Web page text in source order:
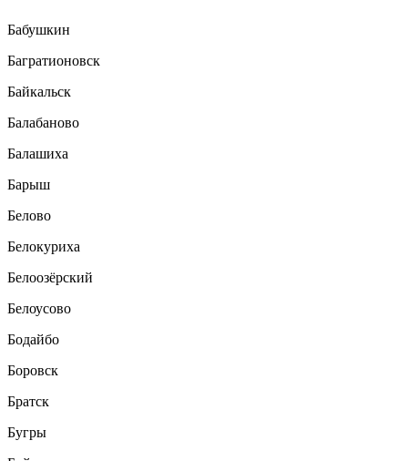
Бабушкин
Багратионовск
Байкальск
Балабаново
Балашиха
Барыш
Белово
Белокуриха
Белоозёрский
Белоусово
Бодайбо
Боровск
Братск
Бугры